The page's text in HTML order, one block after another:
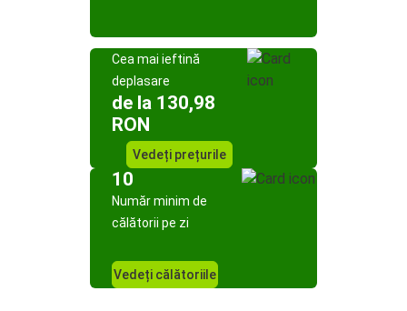
Cea mai ieftină
deplasare
de la 130,98
RON
Vedeți prețurile
10
Număr minim de
călătorii pe zi
Vedeți călătoriile